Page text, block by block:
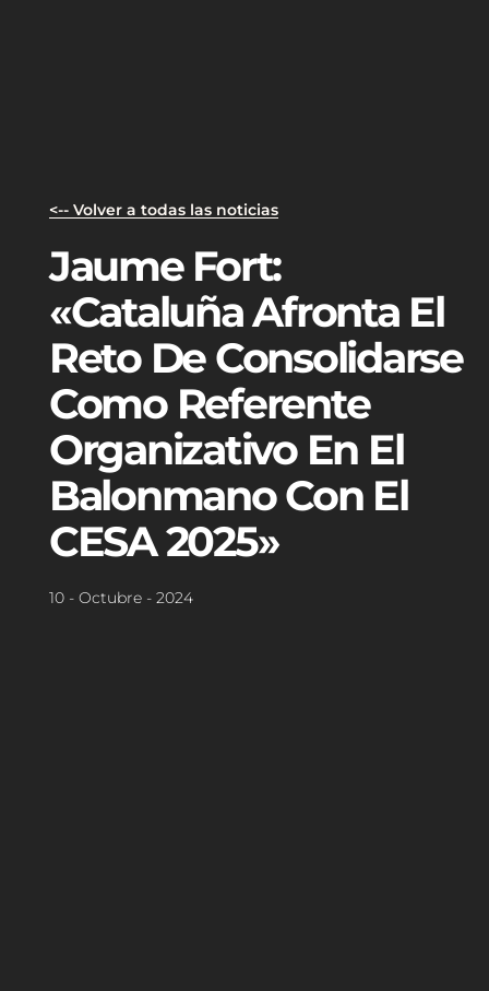
<-- Volver a todas las noticias
Jaume Fort:
«Cataluña Afronta El
Reto De Consolidarse
Como Referente
Organizativo En El
Balonmano Con El
CESA 2025»
10 - Octubre - 2024